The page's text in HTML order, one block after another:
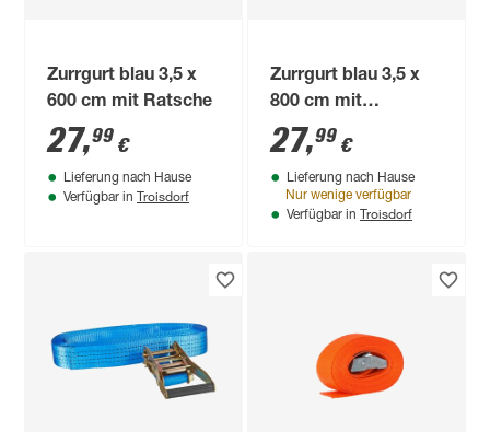
Zurrgurt blau 3,5 x
600 cm mit Ratsche
27,99 €
Lieferung nach Hause
Verfügbar in Troisdorf
Zurrgurt blau 3,5 x
800 cm mit
Drahthaken
27,99 €
Lieferung nach Hause
Nur wenige verfügbar
Verfügbar in Troisdorf